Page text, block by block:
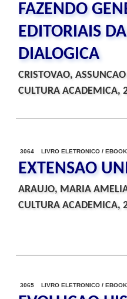
FAZENDO
EDITORIAIS
DIALOGICA
CRISTOVAO, ASSUNCAO
CULTURA ACADEMICA,
3064 LIVRO ELETRONICO / EBOOK
EXTENSAO
ARAUJO, MARIA
CULTURA ACADEMICA,
3065 LIVRO ELETRONICO / EBOOK